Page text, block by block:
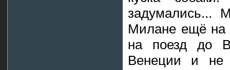
задумались...
Милане ещё на
на поезд до
Венеции и не